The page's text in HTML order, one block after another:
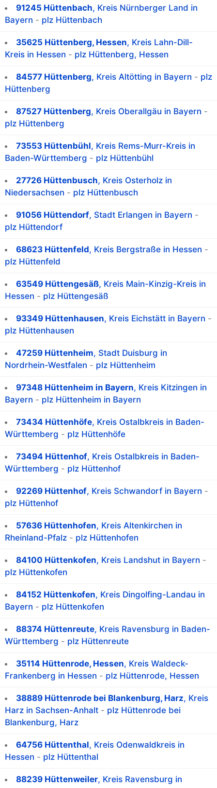
91245 Hüttenbach, Kreis Nürnberger Land in
Bayern - plz Hüttenbach
35625 Hüttenberg, Hessen, Kreis Lahn-Dill-
Kreis in Hessen - plz Hüttenberg, Hessen
84577 Hüttenberg, Kreis Altötting in Bayern - plz
Hüttenberg
87527 Hüttenberg, Kreis Oberallgäu in Bayern -
plz Hüttenberg
73553 Hüttenbühl, Kreis Rems-Murr-Kreis in
Baden-Württemberg - plz Hüttenbühl
27726 Hüttenbusch, Kreis Osterholz in
Niedersachsen - plz Hüttenbusch
91056 Hüttendorf, Stadt Erlangen in Bayern -
plz Hüttendorf
68623 Hüttenfeld, Kreis Bergstraße in Hessen -
plz Hüttenfeld
63549 Hüttengesäß, Kreis Main-Kinzig-Kreis in
Hessen - plz Hüttengesäß
93349 Hüttenhausen, Kreis Eichstätt in Bayern -
plz Hüttenhausen
47259 Hüttenheim, Stadt Duisburg in
Nordrhein-Westfalen - plz Hüttenheim
97348 Hüttenheim in Bayern, Kreis Kitzingen in
Bayern - plz Hüttenheim in Bayern
73434 Hüttenhöfe, Kreis Ostalbkreis in Baden-
Württemberg - plz Hüttenhöfe
73494 Hüttenhof, Kreis Ostalbkreis in Baden-
Württemberg - plz Hüttenhof
92269 Hüttenhof, Kreis Schwandorf in Bayern -
plz Hüttenhof
57636 Hüttenhofen, Kreis Altenkirchen in
Rheinland-Pfalz - plz Hüttenhofen
84100 Hüttenkofen, Kreis Landshut in Bayern -
plz Hüttenkofen
84152 Hüttenkofen, Kreis Dingolfing-Landau in
Bayern - plz Hüttenkofen
88374 Hüttenreute, Kreis Ravensburg in Baden-
Württemberg - plz Hüttenreute
35114 Hüttenrode, Hessen, Kreis Waldeck-
Frankenberg in Hessen - plz Hüttenrode, Hessen
38889 Hüttenrode bei Blankenburg, Harz, Kreis
Harz in Sachsen-Anhalt - plz Hüttenrode bei
Blankenburg, Harz
64756 Hüttenthal, Kreis Odenwaldkreis in
Hessen - plz Hüttenthal
88239 Hüttenweiler, Kreis Ravensburg in